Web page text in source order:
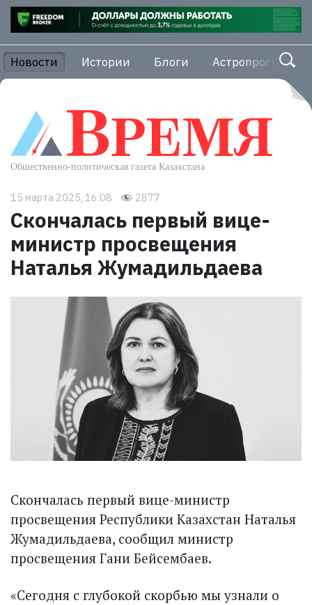
Новости Истории Блоги Астропрогноз
15 марта 2025, 16:08 2877
Скончалась первый вице-
министр просвещения
Наталья Жумадильдаева
Скончалась первый вице-министр
просвещения Республики Казахстан Наталья
Жумадильдаева, сообщил министр
просвещения Гани Бейсембаев.
«Сегодня с глубокой скорбью мы узнали о